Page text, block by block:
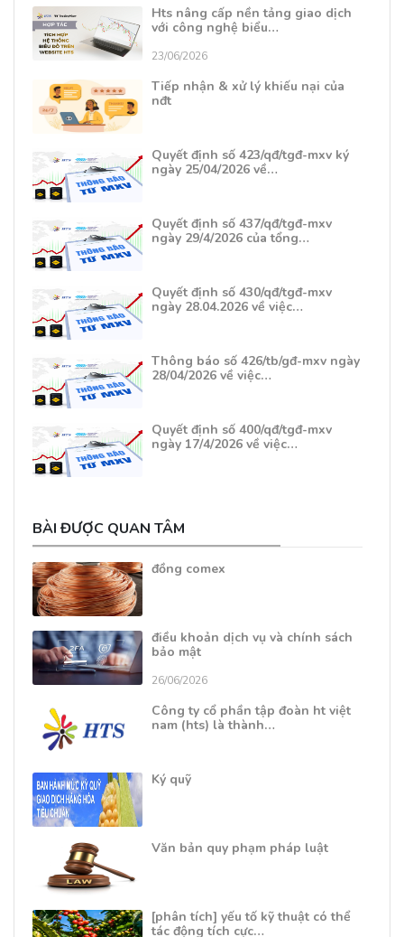
Hts nâng cấp nền tảng giao dịch
với công nghệ biểu…
23/06/2026
Tiếp nhận & xử lý khiếu nại của
nđt
Quyết định số 423/qđ/tgđ-mxv ký
ngày 25/04/2026 về…
Quyết định số 437/qđ/tgđ-mxv
ngày 29/4/2026 của tổng…
Quyết định số 430/qđ/tgđ-mxv
ngày 28.04.2026 về việc…
Thông báo số 426/tb/gđ-mxv ngày
28/04/2026 về việc…
Quyết định số 400/qđ/tgđ-mxv
ngày 17/4/2026 về việc…
BÀI ĐƯỢC QUAN TÂM
đồng comex
điều khoản dịch vụ và chính sách
bảo mật
26/06/2026
Công ty cổ phần tập đoàn ht việt
nam (hts) là thành…
Ký quỹ
Văn bản quy phạm pháp luật
[phân tích] yếu tố kỹ thuật có thể
tác động tích cực…